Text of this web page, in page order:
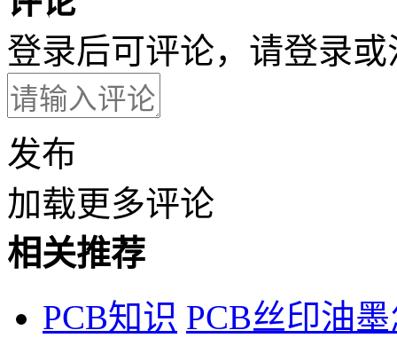
登录后可评论，请登录或
发布
加载更多评论
相关推荐
PCB知识 PCB丝印油